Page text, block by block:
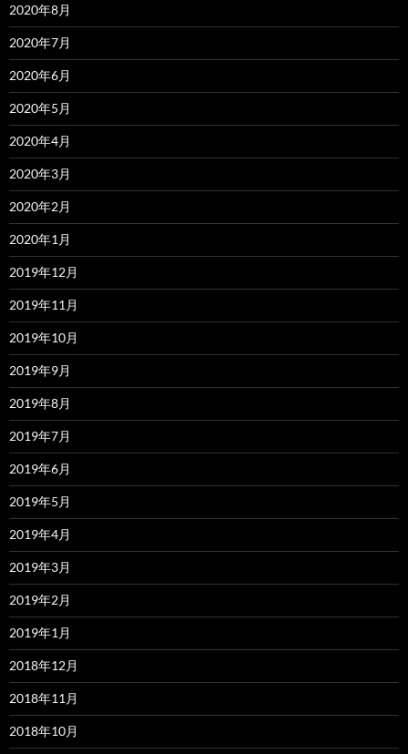
2020年8月
2020年7月
2020年6月
2020年5月
2020年4月
2020年3月
2020年2月
2020年1月
2019年12月
2019年11月
2019年10月
2019年9月
2019年8月
2019年7月
2019年6月
2019年5月
2019年4月
2019年3月
2019年2月
2019年1月
2018年12月
2018年11月
2018年10月